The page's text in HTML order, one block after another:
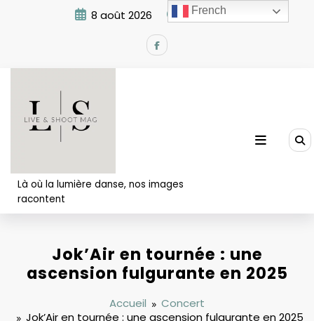
8 août 2026 6:46:16 PM
Là où la lumière danse, nos images
racontent
Jok’Air en tournée : une
ascension fulgurante en 2025
Accueil
Concert
Jok’Air en tournée : une ascension fulgurante en 2025
French